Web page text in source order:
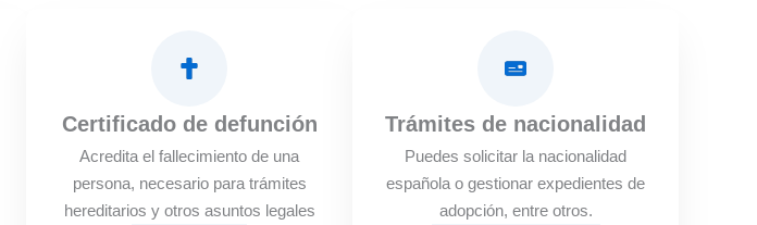
Certificado de defunción
Acredita el fallecimiento de una
persona, necesario para trámites
hereditarios y otros asuntos legales
Trámites de nacionalidad
Puedes solicitar la nacionalidad
española o gestionar expedientes de
adopción, entre otros.